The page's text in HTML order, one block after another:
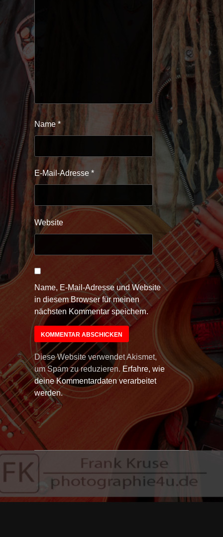
Name *
E-Mail-Adresse *
Website
Name, E-Mail-Adresse und Website
in diesem Browser für meinen
nächsten Kommentar speichern.
Diese Website verwendet Akismet,
um Spam zu reduzieren. Erfahre, wie
deine Kommentardaten verarbeitet
werden.